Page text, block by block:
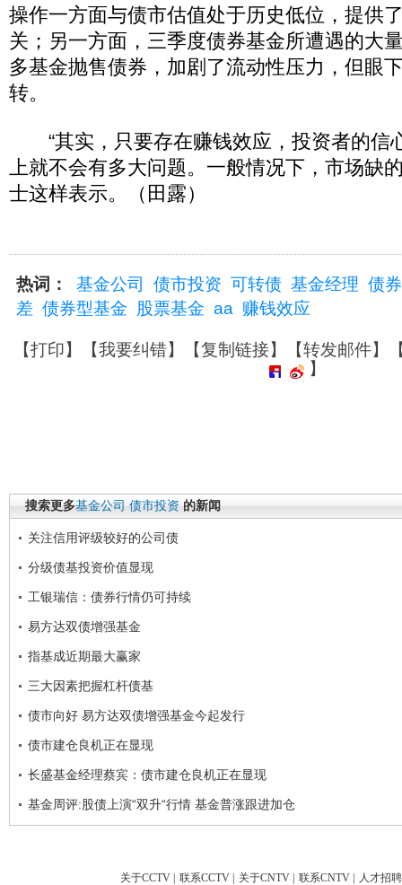
操作一方面与债市估值处于历史低位，提供
关；另一方面，三季度债券基金所遭遇的大
多基金抛售债券，加剧了流动性压力，但眼
转。
“其实，只要存在赚钱效应，投资者的信
上就不会有多大问题。一般情况下，市场缺
士这样表示。（田露）
热词： 基金公司 债市投资 可转债 基金经理 债
差 债券型基金 股票基金 aa 赚钱效应
【打印】【我要纠错】【复制链接】【转发邮件】
】
搜索更多基金公司 债市投资 的新闻
关注信用评级较好的公司债
分级债基投资价值显现
工银瑞信：债券行情仍可持续
易方达双债增强基金
指基成近期最大赢家
三大因素把握杠杆债基
债市向好 易方达双债增强基金今起发行
债市建仓良机正在显现
长盛基金经理蔡宾：债市建仓良机正在显现
基金周评:股债上演“双升“行情 基金普涨跟进加仓
关于CCTV | 联系CCTV | 关于CNTV | 联系CNTV | 人才招聘